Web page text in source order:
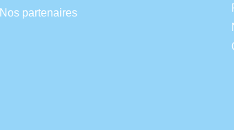
Nos partenaires